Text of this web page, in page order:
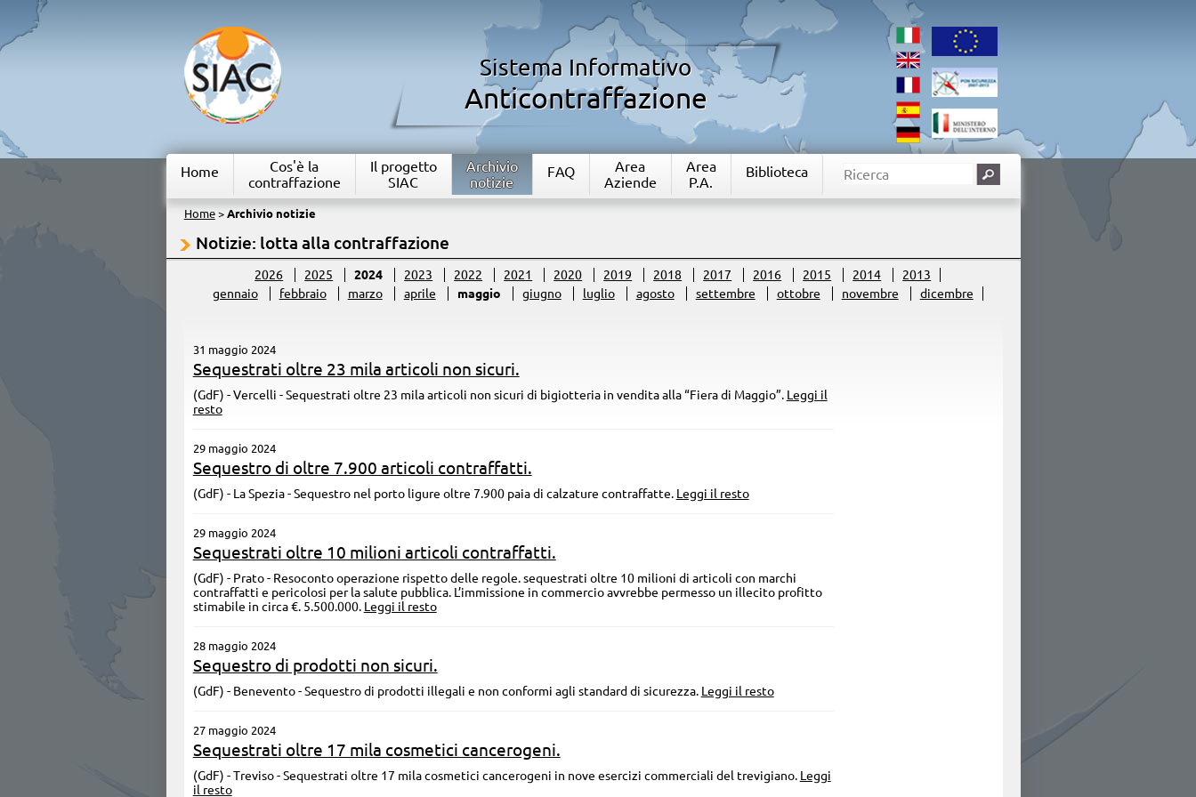
Sistema Informativo
Anticontraffazione
Home
Cos'è la
contraffazione
Il progetto
SIAC
Archivio
notizie
FAQ
Area
Aziende
Area
P.A.
Biblioteca
Home> Archivio notizie
Notizie: lotta alla contraffazione
2026 2025 2024 2023 2022 2021 2020 2019 2018 2017 2016 2015 2014
2013
gennaio
febbraio marzo aprile maggio giugno luglio agosto settembre ottobre novembre dicembre
31 maggio 2024
Sequestrati oltre 23 mila articoli non sicuri.
(GdF) - Vercelli - Sequestrati oltre 23 mila articoli non sicuri di bigiotteria in vendita alla “Fiera di Maggio”. Leggi il
resto
29 maggio 2024
Sequestro di oltre 7.900 articoli contraffatti.
(GdF) - La Spezia - Sequestro nel porto ligure oltre 7.900 paia di calzature contraffatte. Leggi il resto
29 maggio 2024
Sequestrati oltre 10 milioni articoli contraffatti.
(GdF) - Prato - Resoconto operazione rispetto delle regole. sequestrati oltre 10 milioni di articoli con marchi
contraffatti e pericolosi per la salute pubblica. L’immissione in commercio avvrebbe permesso un illecito profitto
stimabile in circa €. 5.500.000. Leggi il resto
28 maggio 2024
Sequestro di prodotti non sicuri.
(GdF) - Benevento - Sequestro di prodotti illegali e non conformi agli standard di sicurezza. Leggi il resto
27 maggio 2024
Sequestrati oltre 17 mila cosmetici cancerogeni.
(GdF) - Treviso - Sequestrati oltre 17 mila cosmetici cancerogeni in nove esercizi commerciali del trevigiano. Leggi
il resto